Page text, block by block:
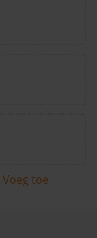
Voeg toe